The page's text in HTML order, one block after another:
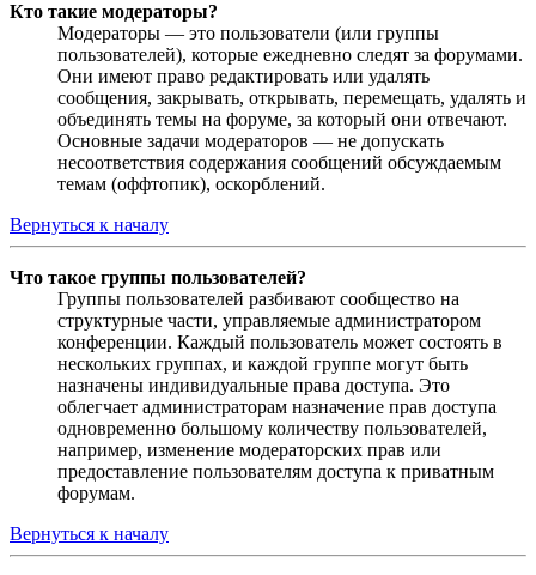
Кто такие модераторы?
Модераторы — это пользователи (или группы
пользователей), которые ежедневно следят за форумами.
Они имеют право редактировать или удалять
сообщения, закрывать, открывать, перемещать, удалять и
объединять темы на форуме, за который они отвечают.
Основные задачи модераторов — не допускать
несоответствия содержания сообщений обсуждаемым
темам (оффтопик), оскорблений.
Вернуться к началу
Что такое группы пользователей?
Группы пользователей разбивают сообщество на
структурные части, управляемые администратором
конференции. Каждый пользователь может состоять в
нескольких группах, и каждой группе могут быть
назначены индивидуальные права доступа. Это
облегчает администраторам назначение прав доступа
одновременно большому количеству пользователей,
например, изменение модераторских прав или
предоставление пользователям доступа к приватным
форумам.
Вернуться к началу